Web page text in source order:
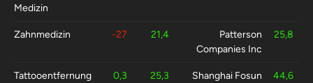
Medizin
Zahnmedizin -27 21,4
Patterson
Companies Inc
25,8
Tattooentfernung 0,3 25,3
Shanghai Fosun
44,6